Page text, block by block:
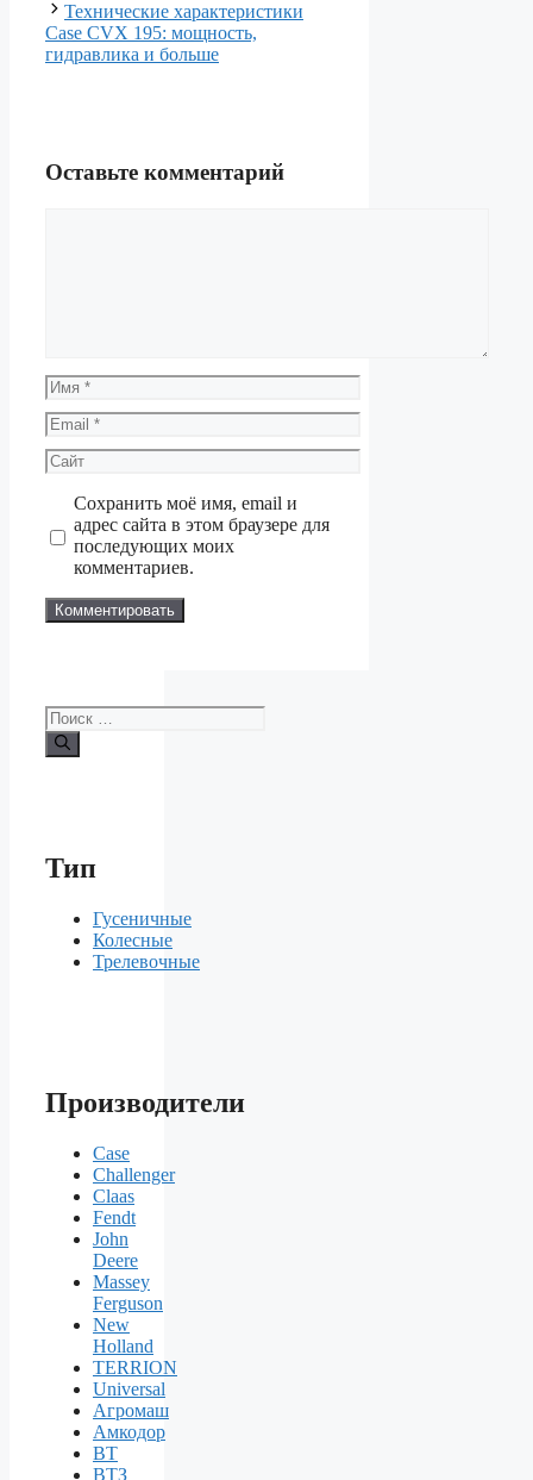
Технические характеристики
Case CVX 195: мощность,
гидравлика и больше
Оставьте комментарий
Имя
Email
Сайт
Сохранить моё имя, email и
адрес сайта в этом браузере для
последующих моих
комментариев.
Поиск:
Тип
Гусеничные
Колесные
Трелевочные
Производители
Case
Challenger
Claas
Fendt
John
Deere
Massey
Ferguson
New
Holland
TERRION
Universal
Агромаш
Амкодор
ВТ
ВТЗ